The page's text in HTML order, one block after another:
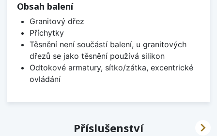
Obsah balení
Granitový dřez
Příchytky
Těsnění není součástí balení, u granitových
dřezů se jako těsnění používá silikon
Odtokové armatury, sítko/zátka, excentrické
ovládání
Příslušenství 